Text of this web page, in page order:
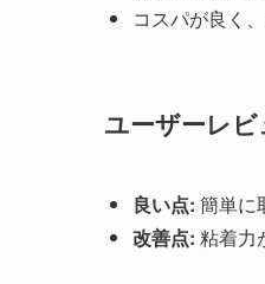
コスパが良く、
ユーザーレ
良い点: 簡単に
改善点: 粘着力